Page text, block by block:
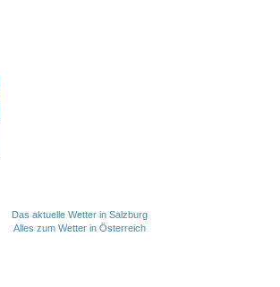
Das aktuelle Wetter in Salzburg
Alles zum Wetter in Österreich